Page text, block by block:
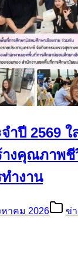
ำปี 2569
างคุณภาพ
ำงาน
หาคม 2026
ข่